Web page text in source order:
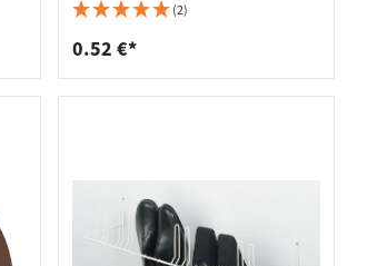
(2)
0.52 €*